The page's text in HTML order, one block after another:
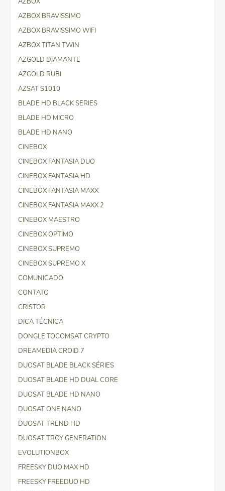
AZBOX BRAVISSIMO
AZBOX BRAVISSIMO WIFI
AZBOX TITAN TWIN
AZGOLD DIAMANTE
AZGOLD RUBI
AZSAT S1010
BLADE HD BLACK SERIES
BLADE HD MICRO
BLADE HD NANO
CINEBOX
CINEBOX FANTASIA DUO
CINEBOX FANTASIA HD
CINEBOX FANTASIA MAXX
CINEBOX FANTASIA MAXX 2
CINEBOX MAESTRO
CINEBOX OPTIMO
CINEBOX SUPREMO
CINEBOX SUPREMO X
COMUNICADO
CONTATO
CRISTOR
DICA TÉCNICA
DONGLE TOCOMSAT CRYPTO
DREAMEDIA CROID 7
DUOSAT BLADE BLACK SÉRIES
DUOSAT BLADE HD DUAL CORE
DUOSAT BLADE HD NANO
DUOSAT ONE NANO
DUOSAT TREND HD
DUOSAT TROY GENERATION
EVOLUTIONBOX
FREESKY DUO MAX HD
FREESKY FREEDUO HD